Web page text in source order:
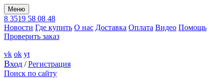
Меню
8 3519 58 08 48
Новости Где купить О нас Доставка Оплата Видео Помощь
Проверить заказ
vk ok yt
Вход /Регистрация
Поиск по сайту